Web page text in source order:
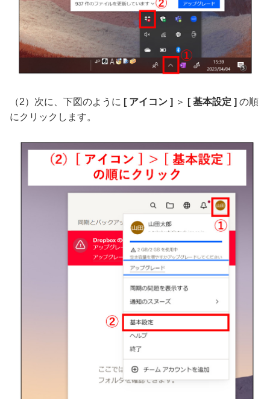
（2）次に、下図のように [ アイコン ] ＞ [ 基本設定 ] の順
にクリックします。